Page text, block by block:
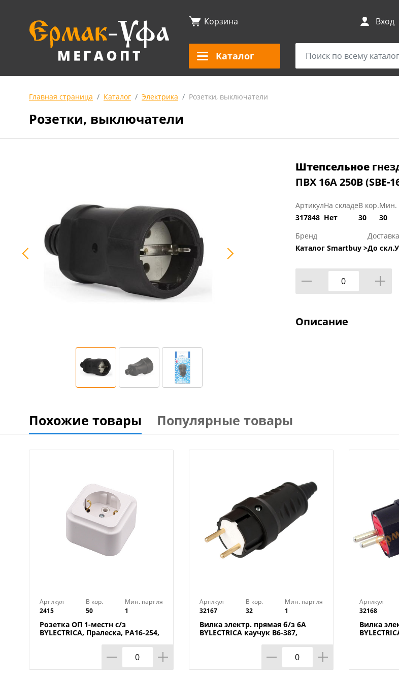
Корзина Вход
Каталог
Главная страница Каталог Электрика Розетки, выключатели
Розетки, выключатели
Штепсельное
ПВХ 16A 250B (SBE-
Артикул
317848
На складе
Нет
В кор.
30
Мин.
30
Бренд
Каталог Smartbuy >
Доставка
До
Описание
Похожие товары Популярные товары
Артикул
2415
В кор.
50
Мин. партия
1
Розетка ОП 1-местн с/з
BYLECTRICA, Пралеска, РА16-254,
Артикул
32167
В кор.
32
Мин. партия
1
Вилка электр. прямая б/з 6А
BYLECTRICA каучук В6-387,
Артикул
32168
Вилка